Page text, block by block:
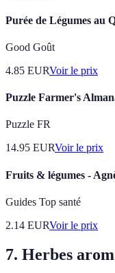
Purée de Légumes au
Good Goût
4.85 EURVoir le prix
Puzzle Farmer's
Puzzle FR
14.95 EURVoir le prix
Fruits & légumes -
Guides Top santé
2.14 EURVoir le prix
7. Herbes